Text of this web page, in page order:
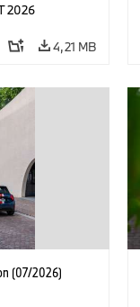
2026
4,21 MB
(07/2026)